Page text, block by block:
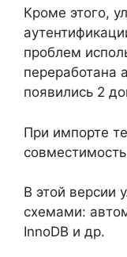
Кроме этого,
проблем
переработана
появились 2
При импорте
В этой версии
схемами:
InnoDB и др.